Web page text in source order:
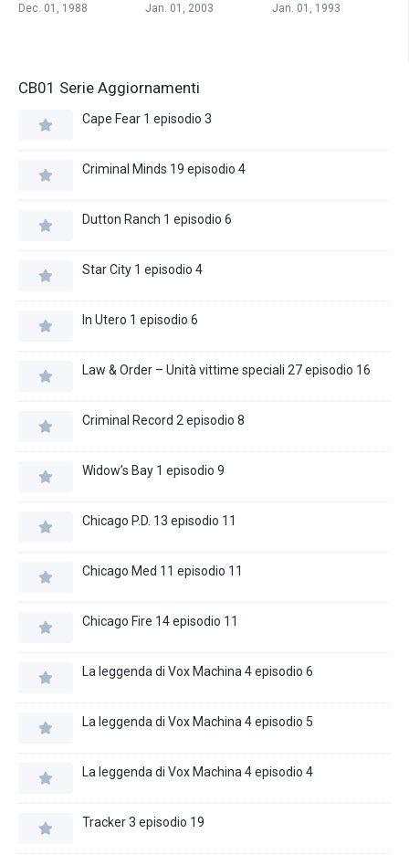
Dec. 01, 1988 Jan. 01, 2003 Jan. 01, 1993
CB01 Serie Aggiornamenti
Cape Fear 1 episodio 3
Criminal Minds 19 episodio 4
Dutton Ranch 1 episodio 6
Star City 1 episodio 4
In Utero 1 episodio 6
Law & Order – Unità vittime speciali 27 episodio 16
Criminal Record 2 episodio 8
Widow’s Bay 1 episodio 9
Chicago P.D. 13 episodio 11
Chicago Med 11 episodio 11
Chicago Fire 14 episodio 11
La leggenda di Vox Machina 4 episodio 6
La leggenda di Vox Machina 4 episodio 5
La leggenda di Vox Machina 4 episodio 4
Tracker 3 episodio 19